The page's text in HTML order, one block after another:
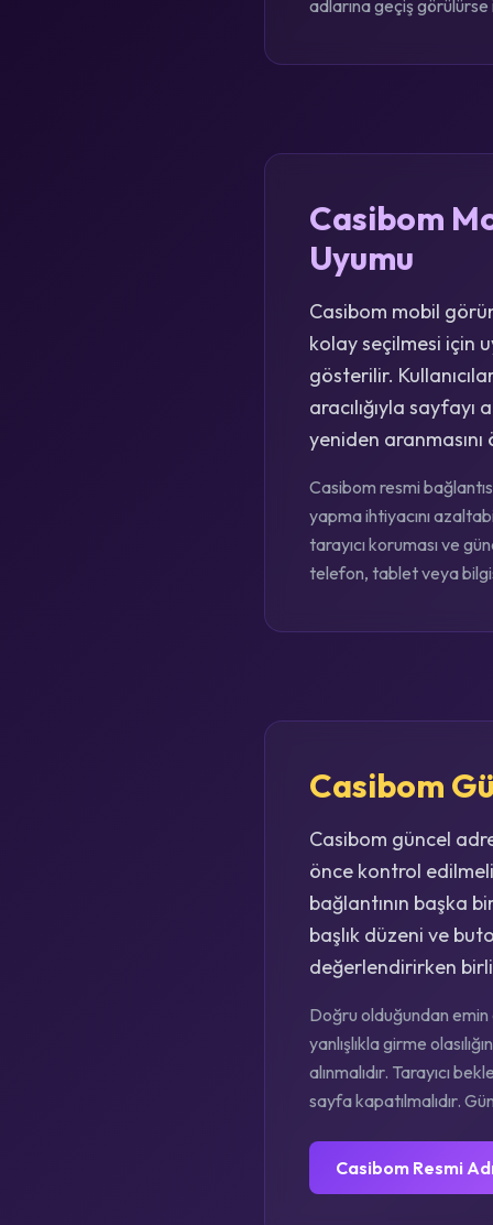
adlarına geçiş görülürse
Casibom
Uyumu
Casibom mobil
kolay seçilmesi için
gösterilir.
aracılığıyla
yeniden
Casibom resmi
yapma ihtiyacını
tarayıcı koruması ve
telefon, tablet veya
Casibom
Casibom güncel
önce kontrol
bağlantının başka
başlık düzeni ve
değerlendirirken
Doğru olduğundan emin
yanlışlıkla girme
alınmalıdır. Tarayıcı
sayfa kapatılmalıdır.
Casibom Resmi